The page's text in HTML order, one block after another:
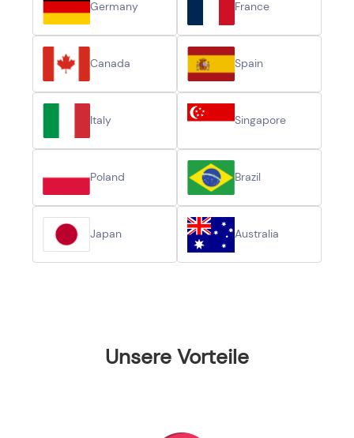
Germany France
Canada Spain
Italy Singapore
Poland Brazil
Japan Australia
Unsere Vorteile